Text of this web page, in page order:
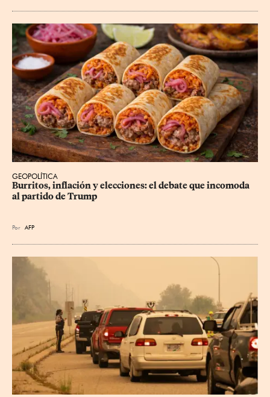
GEOPOLÍTICA
Burritos, inflación y elecciones: el debate que incomoda
al partido de Trump
Por AFP